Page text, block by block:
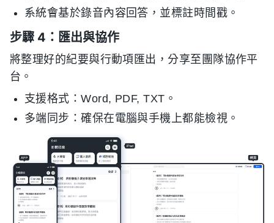
系統會基於錄音內容回答，並標註時間戳。
步驟 4：匯出與協作
將整理好的紀要與行動項匯出，分享至團隊協作平
台。
支援格式：Word, PDF, TXT。
多端同步：確保在電腦與手機上都能檢視。